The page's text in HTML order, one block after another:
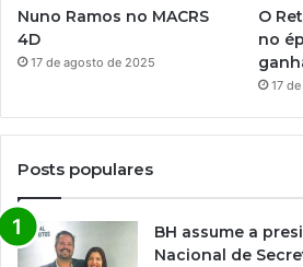
Nuno Ramos no MACRS
4D
17 de agosto de 2025
O
no
17
Posts populares
BH assume a
Nacional de